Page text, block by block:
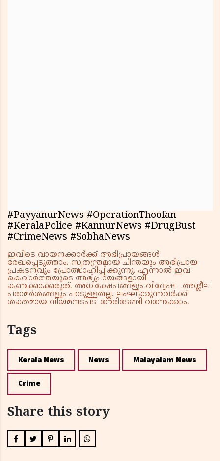
#PayyanurNews #OperationThoofan
#KeralaPolice #KannurNews #DrugBust
#CrimeNews #SobhaNews
ഇവിടെ വായനക്കാർക്ക് അഭിപ്രായങ്ങൾ
രേഖപ്പെടുത്താം. സ്വതന്ത്രമായ ചിന്തയും അഭിപ്രായ
പ്രകടനവും പ്രോത്സാഹിപ്പിക്കുന്നു. എന്നാൽ ഇവ
കെവാർത്തയുടെ അഭിപ്രായങ്ങളായി
കണക്കാക്കരുത്. അധിക്ഷേപങ്ങളും വിദ്വേഷ - അശ്ലീല
പരാമർശങ്ങളും പാടുള്ളതല്ല. ലംഘിക്കുന്നവർക്ക്
ശക്തമായ നിയമനടപടി നേരിടേണ്ടി വന്നേക്കാം.
Tags
Kerala News News Malayalam News
Crime
Share this story